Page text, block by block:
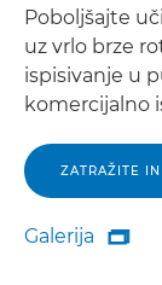
Poboljšajte
uz vrlo brze
ispisivanje u
komercijalno
ZATRAŽITE
Galerija
Galerija
